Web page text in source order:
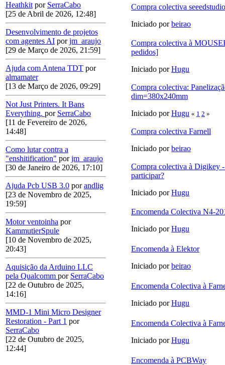
Heathkit por SerraCabo
[25 de Abril de 2026, 12:48]
Desenvolvimento de projetos
com agentes AI porjm_araujo
[29 de Março de 2026, 21:59]
Ajuda com Antena TDT por
almamater
[13 de Março de 2026, 09:29]
Not Just Printers. It Bans
Everything. por SerraCabo
[11 de Fevereiro de 2026,
14:48]
Como lutar contra a
"enshitification" porjm_araujo
[30 de Janeiro de 2026, 17:10]
Ajuda Pcb USB 3.0 porandlig
[23 de Novembro de 2025,
19:59]
Motor ventoinha por
KammutierSpule
[10 de Novembro de 2025,
20:43]
Aquisição da Arduino LLC
pela Qualcomm por SerraCabo
[22 de Outubro de 2025,
14:16]
MMD-1 Mini Micro Designer
Restoration - Part 1 por
SerraCabo
[22 de Outubro de 2025,
12:44]
Compra colectiva seeedstudio
Iniciado porbeirao
Compra colectiva à
pedidos]
Iniciado porHugu
Compra colectiva:
dim=380x240mm
Iniciado porHugu « 1 2 »
Compra colectiva Farnell
Iniciado porbeirao
Compra colectiva à Digikey
participar?
Iniciado porHugu
Encomenda Colectiva N4-
Iniciado porHugu
Encomenda à Elektor
Iniciado porbeirao
Encomenda Colectiva à
Iniciado porHugu
Encomenda Colectiva à
Iniciado porHugu
Encomenda à PCBWay